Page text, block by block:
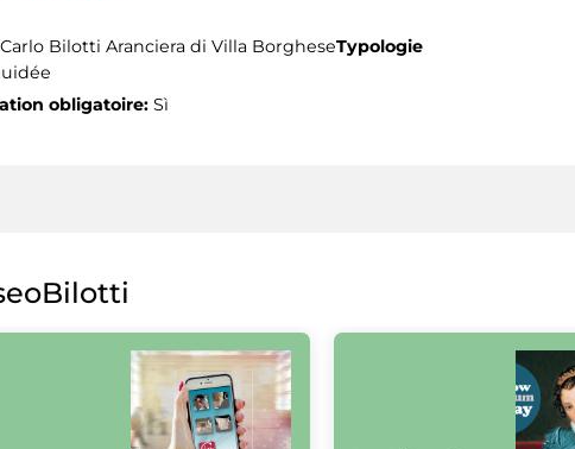
Bilotti Aranciera di Villa BorgheseTypologie
obligatoire: Sì